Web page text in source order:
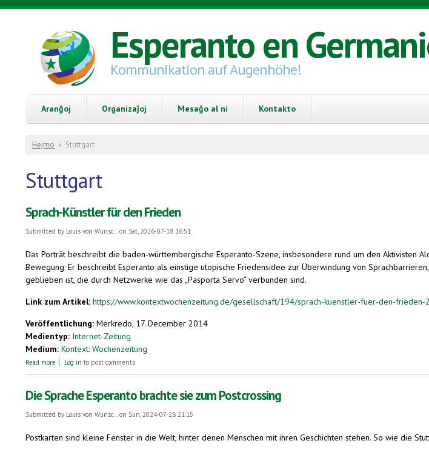
Skip to main content
Esperanto en
Kommunikation auf Augenhöhe!
Aranĝoj Organizaĵoj Mesaĝo al ni Kontakto
You are here
Hejmo » Stuttgart
Stuttgart
Sprach-Künstler für den Frieden
Submitted by Louis von Wunsc...on Sat, 2026-07-18 16:51
Das Porträt beschreibt die baden-württembergische Esperanto-Szene, insbesondere rund um den Aktivisten
Bewegung: Er beschreibt Esperanto als einstige utopische Friedensidee zur Überwindung von
geblieben ist, die durch Netzwerke wie das „Pasporta Servo“ verbunden sind.
Link zum Artikel: https://www.kontextwochenzeitung.de/gesellschaft/194/sprach-kuenstler-fuer-den-frieden-
Veröffentlichung: Merkredo, 17. December 2014
Medientyp: Internet-Zeitung
Medium: Kontext: Wochenzeitung
Read more about Sprach-Künstler für den Frieden
Log in to post comments
Die Sprache Esperanto brachte sie zum Postcrossing
Submitted by Louis von Wunsc...on Sun, 2024-07-28 21:15
Postkarten sind kleine Fenster in die Welt, hinter denen Menschen mit ihren Geschichten stehen. So wie die